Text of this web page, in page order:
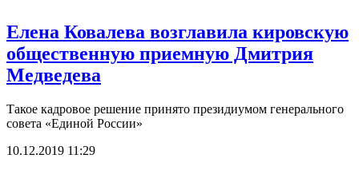
Елена Ковалева возглавила кировскую
общественную приемную Дмитрия
Медведева
Такое кадровое решение принято президиумом генерального
совета «Единой России»
10.12.2019 11:29